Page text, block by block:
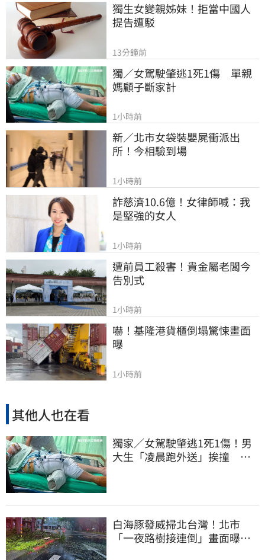
獨生女變親姊妹！拒當中國人
提告遭駁
13分鐘前
獨／女駕駛肇逃1死1傷　單親
媽顧子斷家計
1小時前
新／北市女袋裝嬰屍衝派出
所！今相驗到場
1小時前
詐慈濟10.6億！女律師喊：我
是堅強的女人
1小時前
遭前員工殺害！貴金屬老闆今
告別式
1小時前
嚇！基隆港貨櫃倒塌驚悚畫面
曝
1小時前
其他人也在看
獨家／女駕駛肇逃1死1傷！男
大生「凌晨跑外送」挨撞 媽
白海豚發威掃北台灣！北市
「一夜路樹接連倒」畫面曝